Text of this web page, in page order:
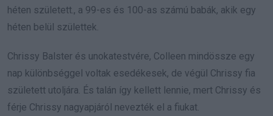
héten született., a 99-es és 100-as számú babák, akik egy
héten belül születtek.
Chrissy Balster és unokatestvére, Colleen mindössze egy
nap különbséggel voltak esedékesek, de végül Chrissy fia
született utoljára. És talán így kellett lennie, mert Chrissy és
férje Chrissy nagyapjáról nevezték el a fiukat.